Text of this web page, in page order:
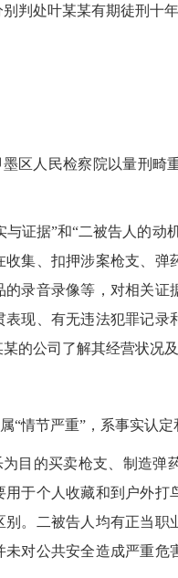
判处叶某某有期徒刑十
墨区人民检察院以量刑
与证据”和“二被告人的动
集、扣押涉案枪支、
录音录像等，对相关
现、有无违法犯罪记
的公司了解其经营状况
“情节严重”，系事实认
目的买卖枪支、制造弹
于个人收藏和到户外
。二被告人均有正当
对公共安全造成严重